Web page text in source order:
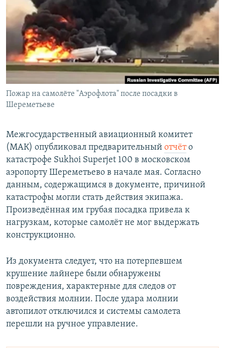
РАСПИСАНИЕ ВЕЩАНИЯ
ПОДПИШИТЕСЬ НА РАССЫЛКУ
СОЦИАЛЬНЫЕ СЕТИ
Пожар на самолёте "Аэрофлота" после посадки в
Шереметьеве
Межгосударственный авиационный комитет
(МАК) опубликовал предварительный отчёто
катастрофе Sukhoi Superjet 100 в московском
аэропорту Шереметьево в начале мая. Согласно
данным, содержащимся в документе, причиной
катастрофы могли стать действия экипажа.
Произведённая им грубая посадка привела к
нагрузкам, которые самолёт не мог выдержать
конструкционно.
Из документа следует, что на потерпевшем
крушение лайнере были обнаружены
повреждения, характерные для следов от
воздействия молнии. После удара молнии
автопилот отключился и системы самолета
перешли на ручное управление.